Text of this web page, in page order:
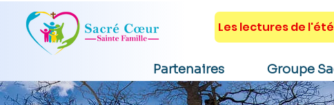
Les lectures de
Partenaires Groupe